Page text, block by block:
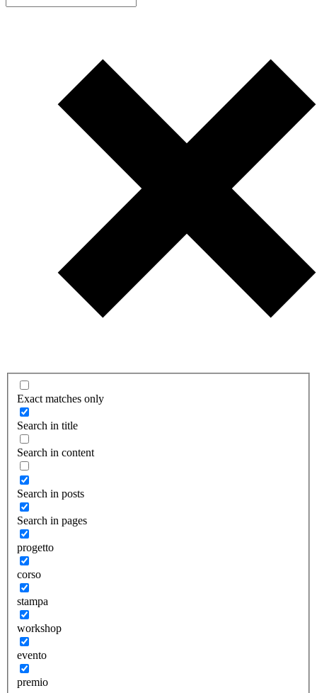
Exact matches only
Search in title
Search in content
Search in posts
Search in pages
progetto
corso
stampa
workshop
evento
premio